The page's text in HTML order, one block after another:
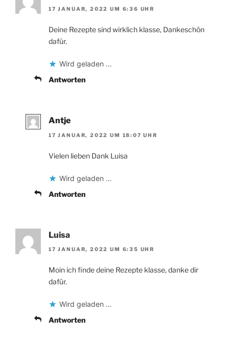
17 JANUAR, 2022 UM 6:36 UHR
Deine Rezepte sind wirklich klasse, Dankeschön
dafür.
Wird geladen …
Antworten
Antje
17 JANUAR, 2022 UM 18:07 UHR
Vielen lieben Dank Luisa
Wird geladen …
Antworten
Luisa
17 JANUAR, 2022 UM 6:35 UHR
Moin ich finde deine Rezepte klasse, danke dir
dafür.
Wird geladen …
Antworten